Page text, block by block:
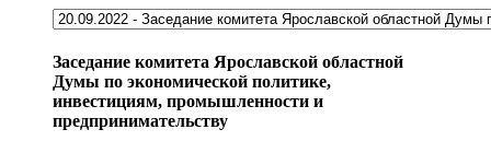
Заседание комитета Ярославской областной
Думы по экономической политике,
инвестициям, промышленности и
предпринимательству